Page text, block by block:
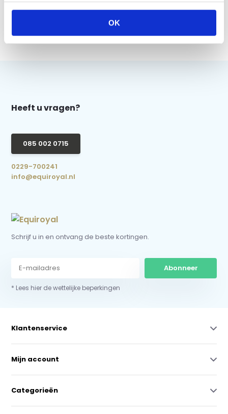
OK
Heeft u vragen?
085 002 0715
0229-700241
info@equiroyal.nl
Schrijf u in en ontvang de beste kortingen.
Abonneer
* Lees hier de wettelijke beperkingen
Klantenservice
Mijn account
Categorieën